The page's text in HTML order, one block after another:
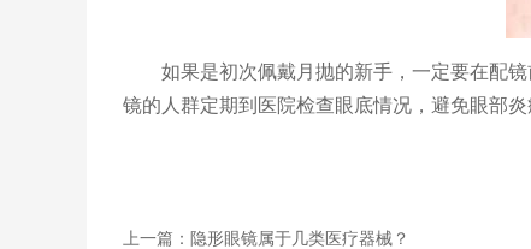
如果是初次佩戴月抛的新手，一定要在配
镜的人群定期到医院检查眼底情况，避免眼部炎
上一篇：隐形眼镜属于几类医疗器械？